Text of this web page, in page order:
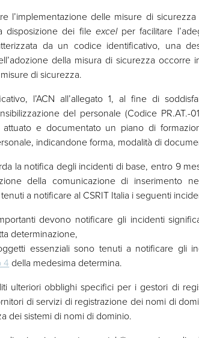
l’implementazione delle misure di
disposizione dei file excel per facilitare
da un codice identificativo, una
della misura di sicurezza occorre
di sicurezza.
l’ACN all’allegato 1, al fine di
del personale (Codice PR.AT.-
e documentato un piano di
indicandone forma, modalità di
la notifica degli incidenti di base, entro 9
della comunicazione di inserimento
a notificare al CSRIT Italia i seguenti
devono notificare gli incidenti
determinazione,
essenziali sono tenuti a notificare gli
4 della medesima determina.
ulteriori obblighi specifici per i gestori di
di servizi di registrazione dei nomi di
dei sistemi di nomi di dominio.